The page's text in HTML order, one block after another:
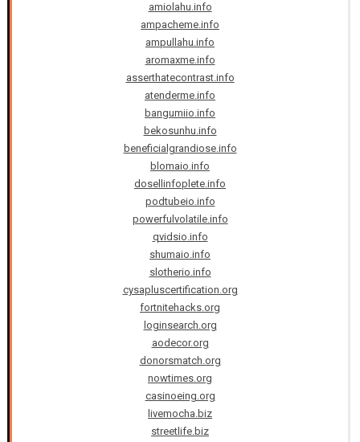
amiolahu.info
ampacheme.info
ampullahu.info
aromaxme.info
asserthatecontrast.info
atenderme.info
bangumiio.info
bekosunhu.info
beneficialgrandiose.info
blomaio.info
dosellinfoplete.info
podtubeio.info
powerfulvolatile.info
qvidsio.info
shumaio.info
slotherio.info
cysapluscertification.org
fortnitehacks.org
loginsearch.org
aodecor.org
donorsmatch.org
nowtimes.org
casinoeing.org
livemocha.biz
streetlife.biz